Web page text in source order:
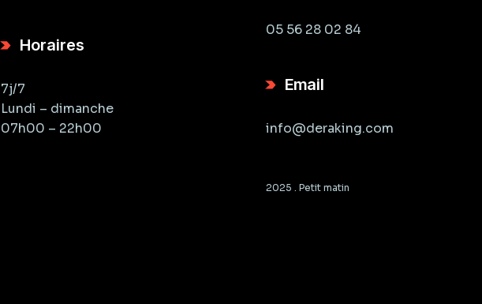
Horaires
7j/7
Lundi – dimanche
07h00 – 22h00
05 56 28 02 84
Email
info@deraking.com
2025 . Petit matin